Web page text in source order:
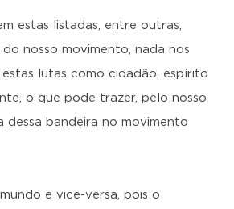
estas listadas, entre outras,
do nosso movimento, nada nos
lutas como cidadão, espírito
o que pode trazer, pelo nosso
dessa bandeira no movimento
e vice-versa, pois o